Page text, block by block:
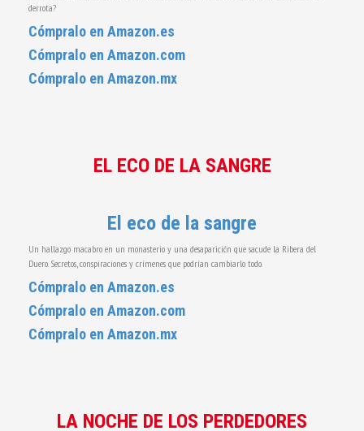
derrota?
Cómpralo en Amazon.es
Cómpralo en Amazon.com
Cómpralo en Amazon.mx
EL ECO DE LA SANGRE
El eco de la sangre
Un hallazgo macabro en un monasterio y una desaparición que sacude la Ribera del
Duero. Secretos, conspiraciones y crímenes que podrían cambiarlo todo.
Cómpralo en Amazon.es
Cómpralo en Amazon.com
Cómpralo en Amazon.mx
LA NOCHE DE LOS PERDEDORES